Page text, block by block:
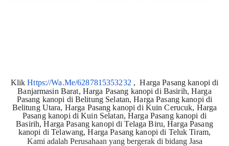
KlikHttps://Wa.Me/6287815353232 ,Harga Pasang kanopi di
Banjarmasin Barat, Harga Pasang kanopi di Basirih, Harga
Pasang kanopi di Belitung Selatan, Harga Pasang kanopi di
Belitung Utara, Harga Pasang kanopi di Kuin Cerucuk, Harga
Pasang kanopi di Kuin Selatan, Harga Pasang kanopi di
Basirih, Harga Pasang kanopi di Telaga Biru, Harga Pasang
kanopi di Telawang, Harga Pasang kanopi di Teluk Tiram,
Kami adalah Perusahaan yang bergerak di bidang Jasa